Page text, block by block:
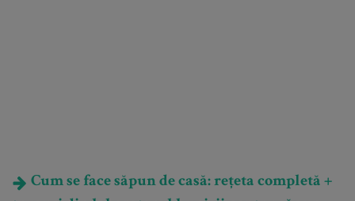
Cum se face săpun de casă: rețeta completă +